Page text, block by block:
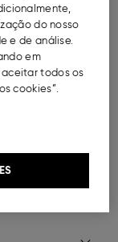
para
com um toque
elástico.
do nosso
e de análise.
em
aceitar todos os
cookies”.